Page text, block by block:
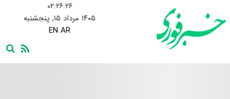
۰۲:۲۶:۲۷
۱۴۰۵ مرداد ۱۵, پنجشنبه
EN AR